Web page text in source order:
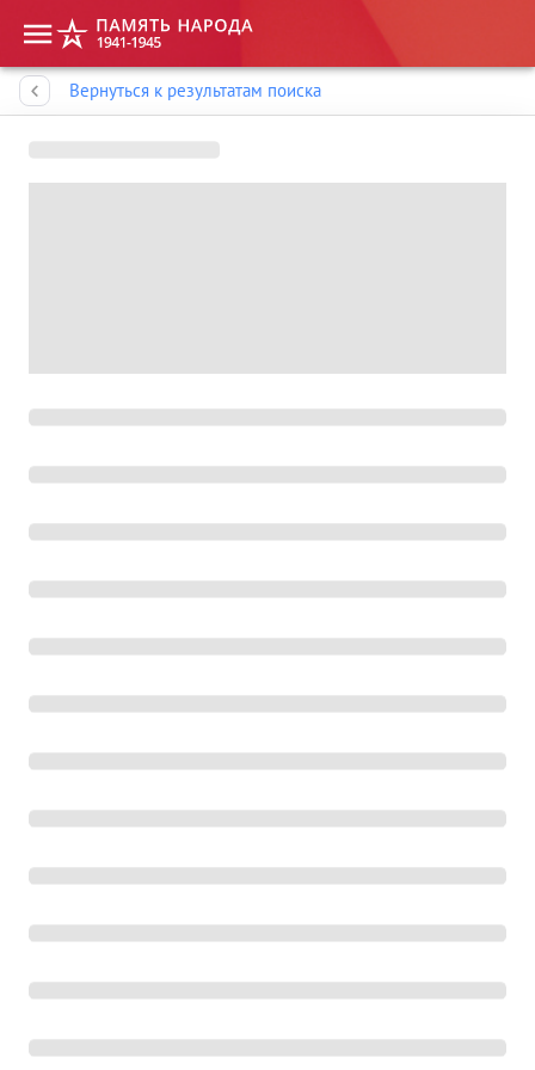
Вернуться к результатам поиска
Память народа